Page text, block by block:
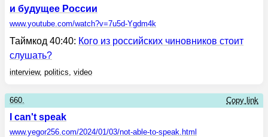
и будущее России
www.youtube.com/watch?v=7u5d-Ygdm4k
Таймкод 40:40: Кого из российских чиновников стоит
слушать?
interview, politics, video
660. Copy link
I can't speak
www.yegor256.com/2024/01/03/not-able-to-speak.html